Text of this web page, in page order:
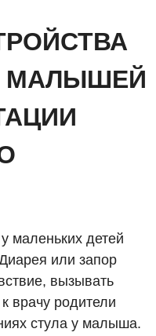
МАЛЫШЕЙ
маленьких детей
или запор
вызывать
врачу родители
стула у малыша.